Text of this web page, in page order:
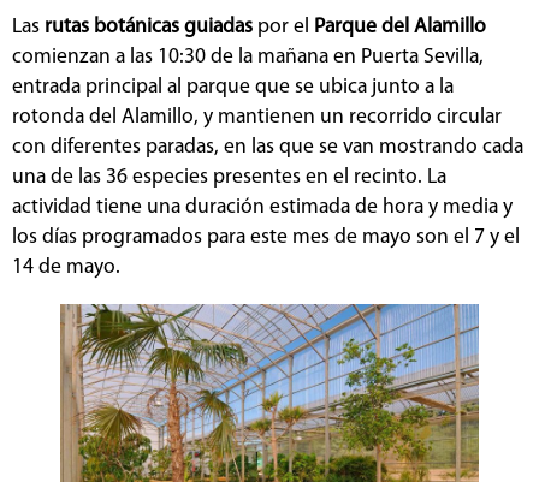
Las rutas botánicas guiadas por el
Parque del Alamillo
comienzan a las 10:30 de la mañana en Puerta Sevilla,
entrada principal al parque que se ubica junto a la
rotonda del Alamillo, y mantienen un recorrido circular
con diferentes paradas, en las que se van mostrando cada
una de las 36 especies presentes en el recinto. La
actividad tiene una duración estimada de hora y media y
los días programados para este mes de mayo son el 7 y el
14 de mayo.